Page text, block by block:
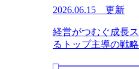
2026.06.15 更新
経営がつむぐ成長
るトップ主導の戦